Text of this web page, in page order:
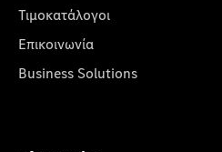
Τιμοκατάλογοι
Επικοινωνία
Business Solutions